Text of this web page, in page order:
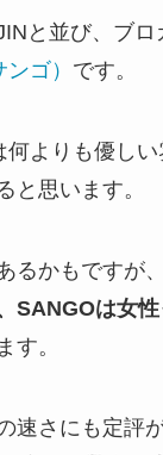
と並び、ブ
ゴ） です。
何よりも優し
と思います。
るかもですが、
SANGOは女性
す。
速さにも定評